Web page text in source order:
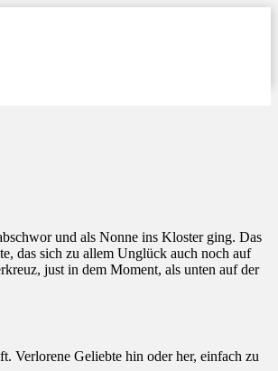
und als Nonne ins Kloster ging. Das
das sich zu allem Unglück auch noch auf
just in dem Moment, als unten auf der
Verlorene Geliebte hin oder her, einfach zu